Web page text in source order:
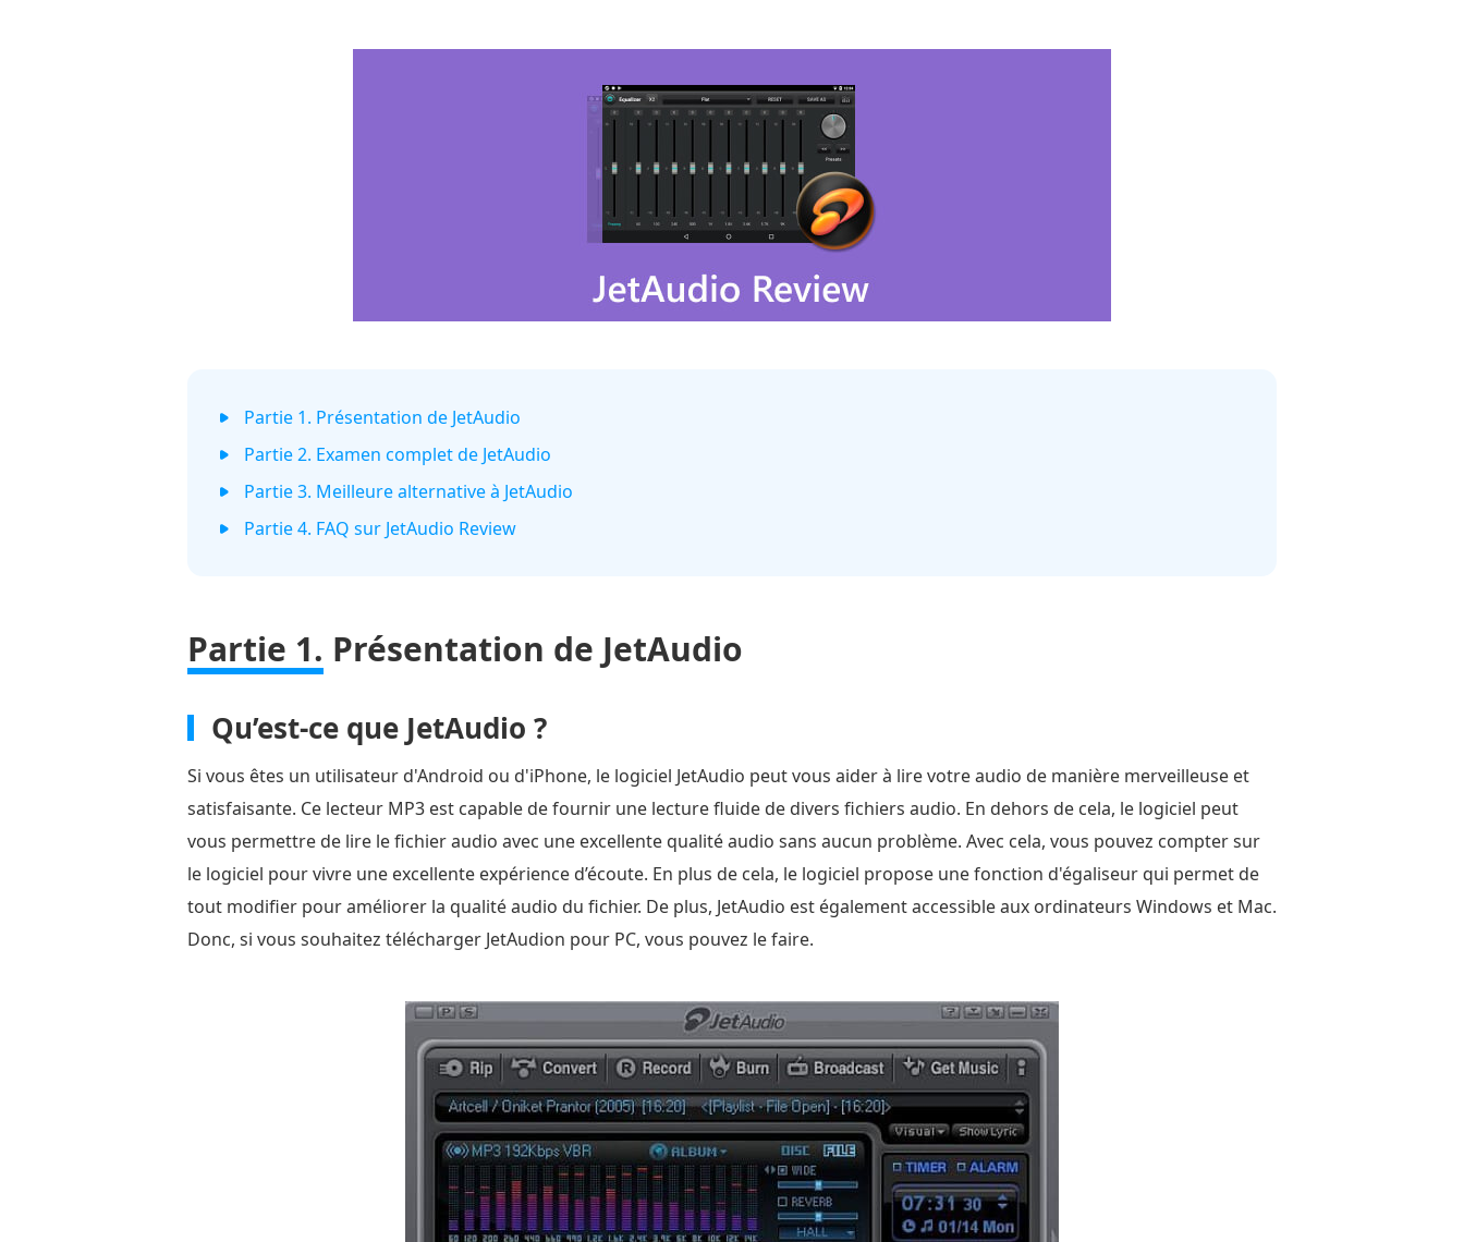
Partie 1. Présentation de JetAudio
Partie 2. Examen complet de JetAudio
Partie 3. Meilleure alternative à JetAudio
Partie 4. FAQ sur JetAudio Review
Partie 1. Présentation de JetAudio
Qu’est-ce que JetAudio ?
Si vous êtes un utilisateur d'Android ou d'iPhone, le logiciel JetAudio peut vous aider à lire votre audio de manière merveilleuse et
satisfaisante. Ce lecteur MP3 est capable de fournir une lecture fluide de divers fichiers audio. En dehors de cela, le logiciel peut
vous permettre de lire le fichier audio avec une excellente qualité audio sans aucun problème. Avec cela, vous pouvez compter sur
le logiciel pour vivre une excellente expérience d’écoute. En plus de cela, le logiciel propose une fonction d'égaliseur qui permet de
tout modifier pour améliorer la qualité audio du fichier. De plus, JetAudio est également accessible aux ordinateurs Windows et Mac.
Donc, si vous souhaitez télécharger JetAudion pour PC, vous pouvez le faire.